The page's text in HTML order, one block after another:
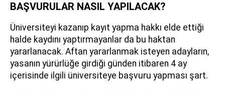
BAŞVURULAR NASIL YAPILACAK?
Üniversiteyi kazanıp kayıt yapma hakkı elde ettiği
halde kaydını yaptırmayanlar da bu haktan
yararlanacak. Aftan yararlanmak isteyen adayların,
yasanın yürürlüğe girdiği günden itibaren 4 ay
içerisinde ilgili üniversiteye başvuru yapması şart.